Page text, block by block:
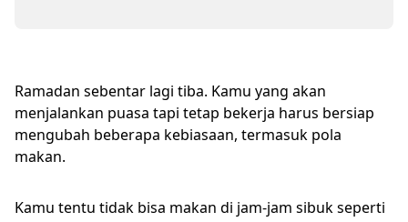
Ramadan sebentar lagi tiba. Kamu yang akan
menjalankan puasa tapi tetap bekerja harus bersiap
mengubah beberapa kebiasaan, termasuk pola
makan.
Kamu tentu tidak bisa makan di jam-jam sibuk seperti